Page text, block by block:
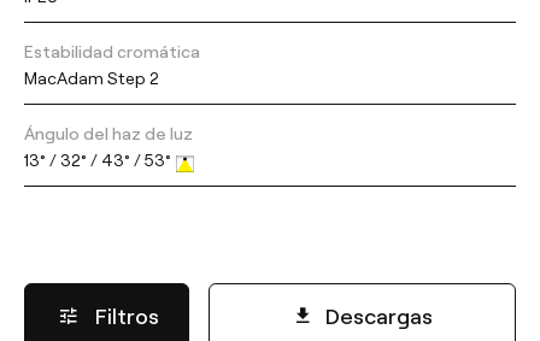
Estabilidad cromática
MacAdam Step 2
Ángulo del haz de luz
13° / 32° / 43° / 53°
Filtros Descargas